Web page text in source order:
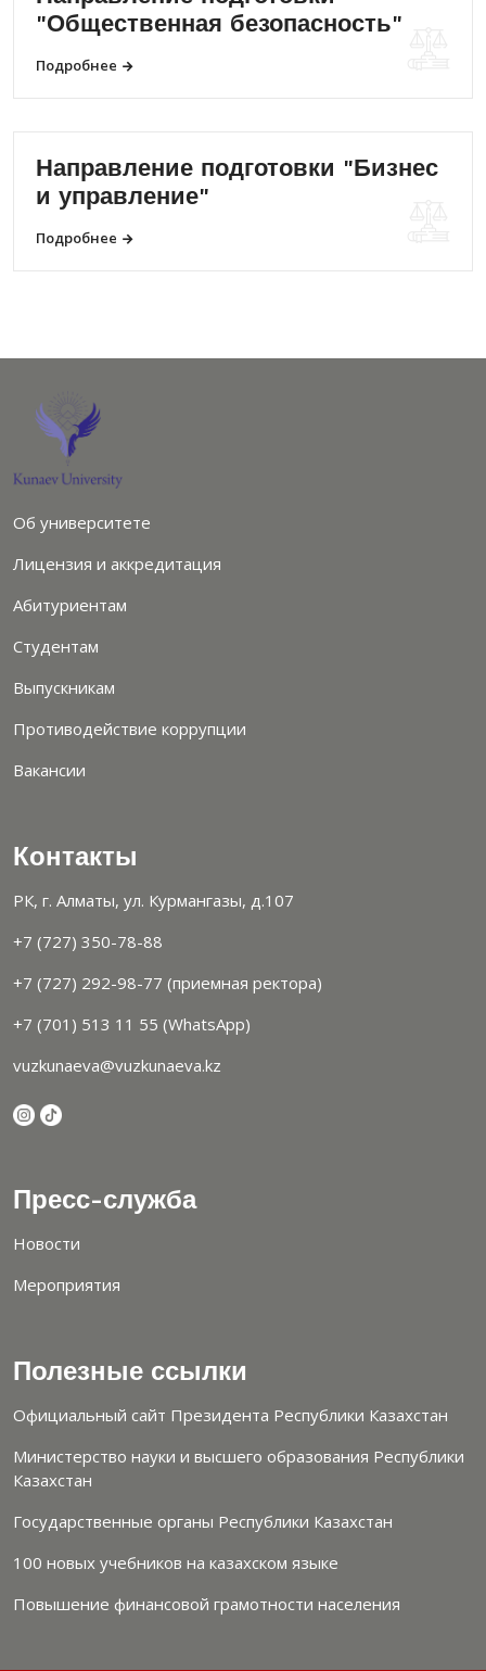
"Общественная безопасность"
Подробнее
Направление подготовки "Бизнес
и управление"
Подробнее
Об университете
Лицензия и аккредитация
Абитуриентам
Студентам
Выпускникам
Противодействие коррупции
Вакансии
Контакты
РК, г. Алматы, ул. Курмангазы, д.107
+7 (727) 350-78-88
+7 (727) 292-98-77 (приемная ректора)
+7 (701) 513 11 55 (WhatsApp)
vuzkunaeva@vuzkunaeva.kz
Пресс-служба
Новости
Мероприятия
Полезные ссылки
Официальный сайт Президента Республики Казахстан
Министерство науки и высшего образования Республики
Казахстан
Государственные органы Республики Казахстан
100 новых учебников на казахском языке
Повышение финансовой грамотности населения